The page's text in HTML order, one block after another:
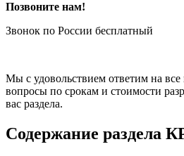
Позвоните нам!
Звонок по России бесплатный
Мы с удовольствием ответим на
вопросы по срокам и стоимости
вас раздела.
Содержание раздела